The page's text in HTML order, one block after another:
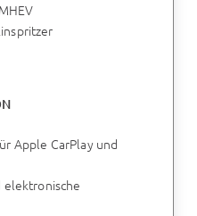
Apple CarPlay und
elektronische